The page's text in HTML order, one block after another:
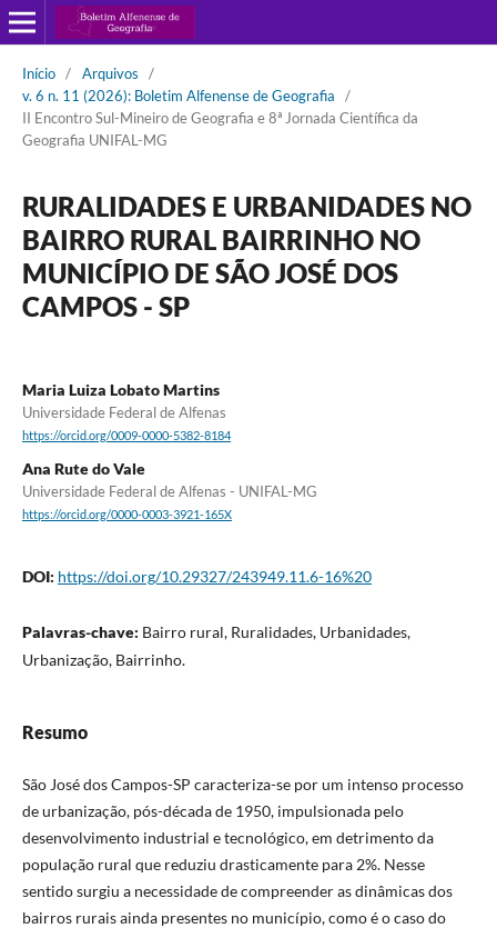
Início / Arquivos
/
v. 6 n. 11 (2026): Boletim Alfenense de Geografia
/
II Encontro Sul-Mineiro de Geografia e 8ª Jornada Científica da
Geografia UNIFAL-MG
RURALIDADES E URBANIDADES NO
BAIRRO RURAL BAIRRINHO NO
MUNICÍPIO DE SÃO JOSÉ DOS
CAMPOS - SP
Maria Luiza Lobato Martins
Universidade Federal de Alfenas
https://orcid.org/0009-0000-5382-8184
Ana Rute do Vale
Universidade Federal de Alfenas - UNIFAL-MG
https://orcid.org/0000-0003-3921-165X
DOI: https://doi.org/10.29327/243949.11.6-16%20
Palavras-chave: Bairro rural, Ruralidades, Urbanidades,
Urbanização, Bairrinho.
Resumo
São José dos Campos-SP caracteriza-se por um intenso processo
de urbanização, pós-década de 1950, impulsionada pelo
desenvolvimento industrial e tecnológico, em detrimento da
população rural que reduziu drasticamente para 2%. Nesse
sentido surgiu a necessidade de compreender as dinâmicas dos
bairros rurais ainda presentes no município, como é o caso do